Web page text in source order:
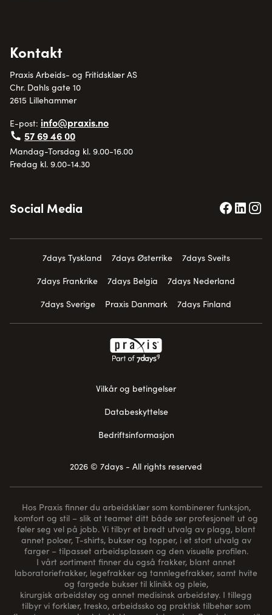
Kontakt
Praxis Arbeids- og Fritidsklær AS
Chr. Dahls gate 10
2615 Lillehammer
E-post: info@praxis.no
57 69 46 00
Mandag-Torsdag kl. 9.00-16.00
Fredag kl. 9.00-14.30
Social Media
7days Tyskland 7days Østerrike
7days Sveits
7days Frankrike
7days Belgia
7days Nederland
7days Sverige
Praxis Danmark 7days Finland
Vilkår og betingelser
Databeskyttelse
Bedriftsinformasjon
2026 © 7days - All rights reserved
Hos Praxis finner du arbeidsklær som kombinerer funksjon,
komfort og stil – slik at teamet ditt både ser profesjonelt ut og
føler seg vel på jobb. Vi tilbyr et bredt utvalg av plagg, blant
annet poloer, T-shirts, bukser og topper, i et stort utvalg av
farger – tilpasset arbeidsplassen og den visuelle profilen.
I vårt sortiment finner du også frakker, blant annet
laboratoriefrakker, legefrakker og tannlegefrakker, samt hvite
og fargede bukser til klinikk og pleie,
kirurgisk arbeidstøy og annet medisinsk arbeidstøy. I tillegg
tilbyr vi forklær, tresko, arbeidssko og praktisk tilbehør som